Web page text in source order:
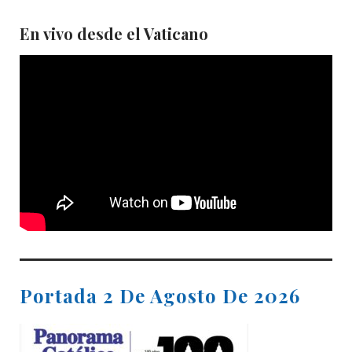
En vivo desde el Vaticano
Portada 2 De Agosto De 2026